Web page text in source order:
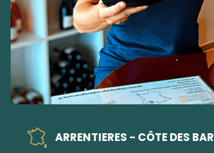
ARRENTIERES - CÔTE DES BAR